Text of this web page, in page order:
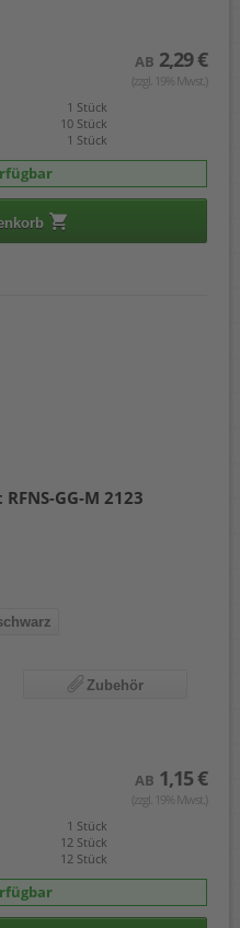
AB 2,29 €
(zzgl. 19% Mwst.)
1 Stück
10 Stück
1 Stück
GG-M 2123
Zubehör
AB 1,15 €
(zzgl. 19% Mwst.)
1 Stück
12 Stück
12 Stück